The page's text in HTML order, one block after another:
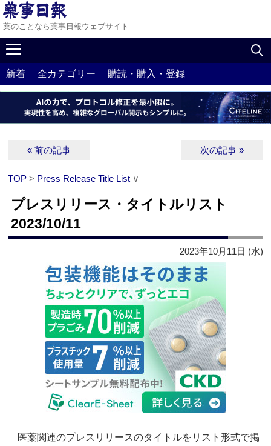
薬のことなら薬事日報ウェブサイト
新着 全カテゴリー 購読・購入・登録
« 前の記事 次の記事 »
TOP > Press Release Title List ∨
プレスリリース・タイトルリスト
2023/10/11
2023年10月11日 (水)
医薬関連のプレスリリースのタイトルをリスト形式で掲